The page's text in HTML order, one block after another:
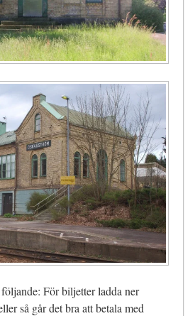
För biljetter ladda ner
så går det bra att betala med